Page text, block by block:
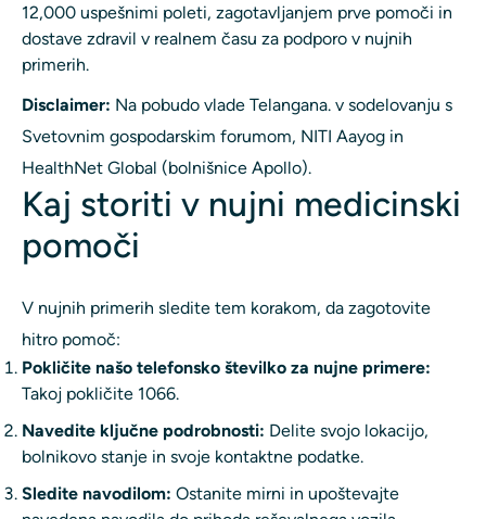
12,000 uspešnimi poleti, zagotavljanjem prve pomoči in
dostave zdravil v realnem času za podporo v nujnih
primerih.
Disclaimer: Na pobudo vlade Telangana. v sodelovanju s
Svetovnim gospodarskim forumom, NITI Aayog in
HealthNet Global (bolnišnice Apollo).
Kaj storiti v nujni medicinski
pomoči
V nujnih primerih sledite tem korakom, da zagotovite
hitro pomoč:
Pokličite našo telefonsko številko za nujne primere:
Takoj pokličite 1066.
Navedite ključne podrobnosti: Delite svojo lokacijo,
bolnikovo stanje in svoje kontaktne podatke.
Sledite navodilom: Ostanite mirni in upoštevajte